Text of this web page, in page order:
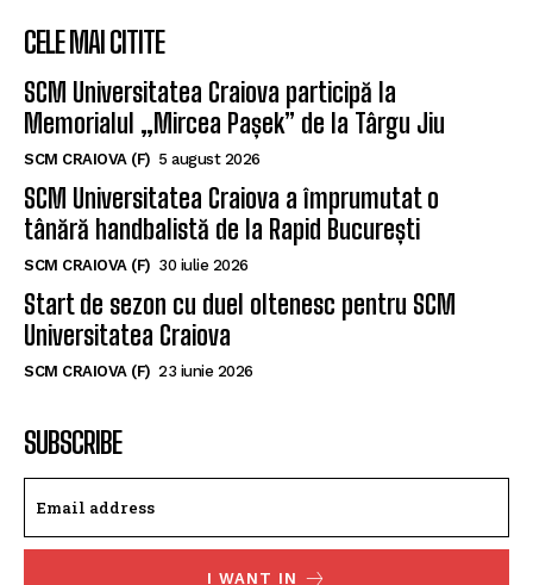
CELE MAI CITITE
SCM Universitatea Craiova participă la
Memorialul „Mircea Pașek” de la Târgu Jiu
SCM CRAIOVA (F) 5 august 2026
SCM Universitatea Craiova a împrumutat o
tânără handbalistă de la Rapid București
SCM CRAIOVA (F) 30 iulie 2026
Start de sezon cu duel oltenesc pentru SCM
Universitatea Craiova
SCM CRAIOVA (F) 23 iunie 2026
SUBSCRIBE
I WANT IN